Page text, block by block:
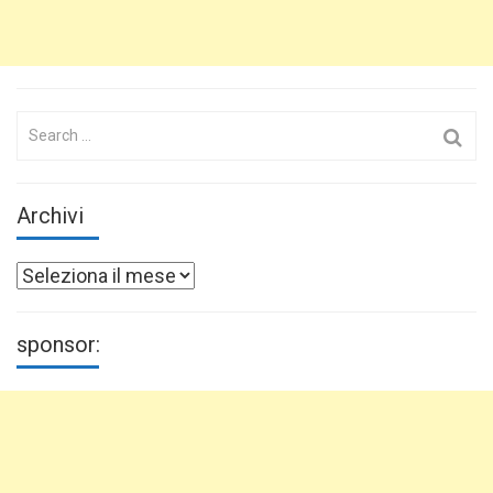
Search
Archivi
Archivi
sponsor: